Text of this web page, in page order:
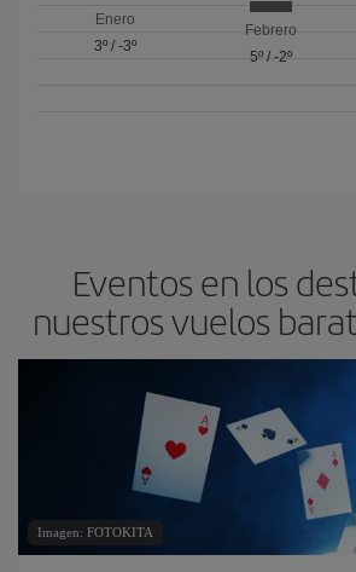
Enero
3º/ -3º
Febrero
5º/ -2º
Eventos en los
nuestros vuelos
Imagen: FOTOKITA